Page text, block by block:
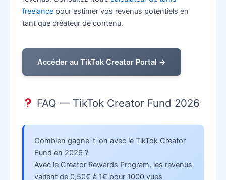
freelancepour estimer vos revenus potentiels en
tant que créateur de contenu.
Accéder au TikTok Creator Portal →
FAQ — TikTok Creator Fund 2026
Combien gagne-t-on avec le TikTok Creator
Fund en 2026 ?
Avec le Creator Rewards Program, les revenus
varient de 0,50€ à 1€ pour 1000 vues